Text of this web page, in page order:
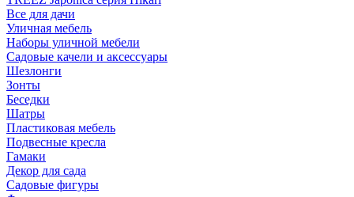
Все для дачи
Уличная мебель
Наборы уличной мебели
Садовые качели и аксессуары
Шезлонги
Зонты
Беседки
Шатры
Пластиковая мебель
Подвесные кресла
Гамаки
Декор для сада
Садовые фигуры